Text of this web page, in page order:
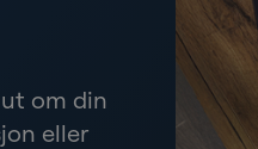
om din
eller